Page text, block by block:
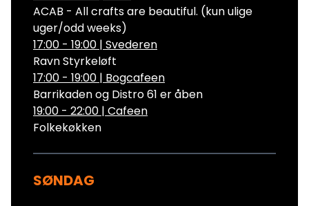
ACAB - All crafts are beautiful. (kun ulige
uger/odd weeks)
17:00 - 19:00 | Svederen
Ravn Styrkeløft
17:00 - 19:00 | Bogcafeen
Barrikaden og Distro 61 er åben
19:00 - 22:00 | Cafeen
Folkekøkken
SØNDAG